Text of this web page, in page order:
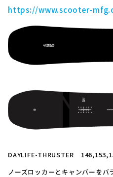
https://www.scooter-
DAYLIFE-THRUSTER
ノーズロッカーとキャンバーを